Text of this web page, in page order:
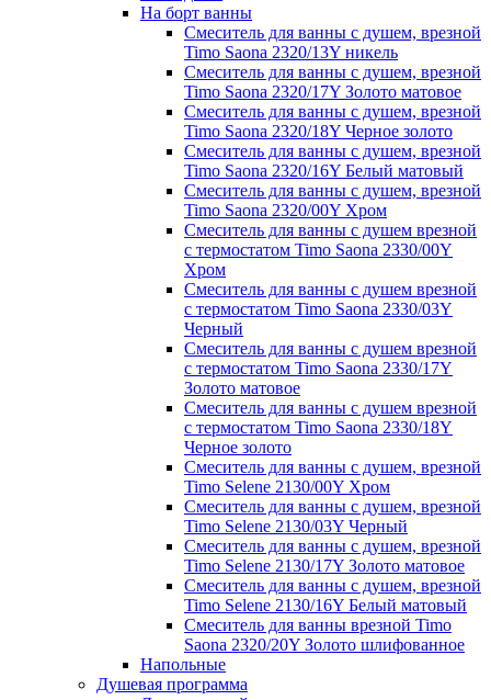
На борт ванны
Смеситель для ванны с душем, врезной
Timo Saona 2320/13Y никель
Смеситель для ванны с душем, врезной
Timo Saona 2320/17Y Золото матовое
Смеситель для ванны с душем, врезной
Timo Saona 2320/18Y Черное золото
Смеситель для ванны с душем, врезной
Timo Saona 2320/16Y Белый матовый
Смеситель для ванны с душем, врезной
Timo Saona 2320/00Y Хром
Смеситель для ванны с душем врезной
с термостатом Timo Saona 2330/00Y
Хром
Смеситель для ванны с душем врезной
с термостатом Timo Saona 2330/03Y
Черный
Смеситель для ванны с душем врезной
с термостатом Timo Saona 2330/17Y
Золото матовое
Смеситель для ванны с душем врезной
с термостатом Timo Saona 2330/18Y
Черное золото
Смеситель для ванны с душем, врезной
Timo Selene 2130/00Y Хром
Смеситель для ванны с душем, врезной
Timo Selene 2130/03Y Черный
Смеситель для ванны с душем, врезной
Timo Selene 2130/17Y Золото матовое
Смеситель для ванны с душем, врезной
Timo Selene 2130/16Y Белый матовый
Смеситель для ванны врезной Timo
Saona 2320/20Y Золото шлифованное
Напольные
Душевая программа